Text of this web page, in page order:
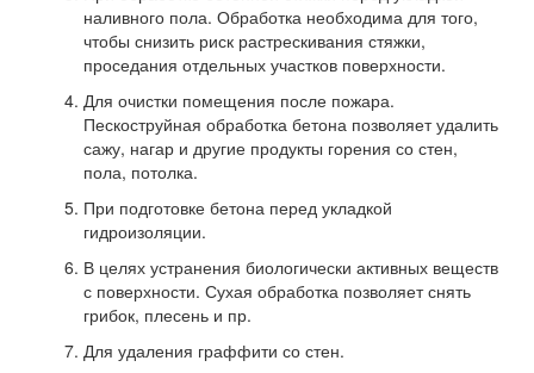
наливного пола. Обработка необходима для того,
чтобы снизить риск растрескивания стяжки,
проседания отдельных участков поверхности.
Для очистки помещения после пожара.
Пескоструйная обработка бетона позволяет удалить
сажу, нагар и другие продукты горения со стен,
пола, потолка.
При подготовке бетона перед укладкой
гидроизоляции.
В целях устранения биологически активных веществ
с поверхности. Сухая обработка позволяет снять
грибок, плесень и пр.
Для удаления граффити со стен.